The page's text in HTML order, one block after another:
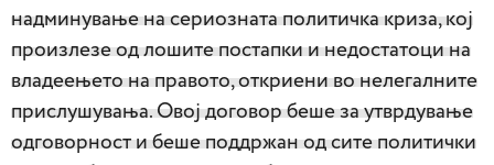
надминување на сериозната политичка криза, кој
произлезе од лошите постапки и недостатоци на
владеењето на правото, откриени во нелегалните
прислушувања. Овој договор беше за утврдување
одговорност и беше поддржан од сите политички